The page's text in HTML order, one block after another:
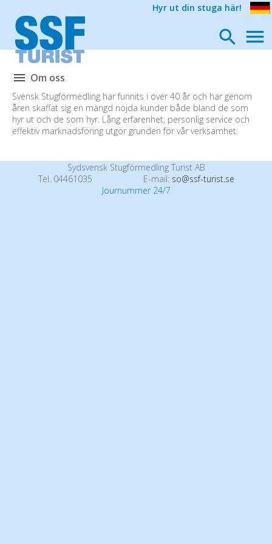
Hyr ut din stuga här!
Om oss
Svensk Stugförmedling har funnits i över 40 år och har genom
åren skaffat sig en mängd nöjda kunder både bland de som
hyr ut och de som hyr. Lång erfarenhet, personlig service och
effektiv marknadsföring utgör grunden för vår verksamhet.
Sydsvensk Stugförmedling Turist AB
Tel. 04461035
E-mail: so@ssf-turist.se
Journummer 24/7